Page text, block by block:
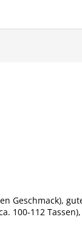
Geschmack),
100-112